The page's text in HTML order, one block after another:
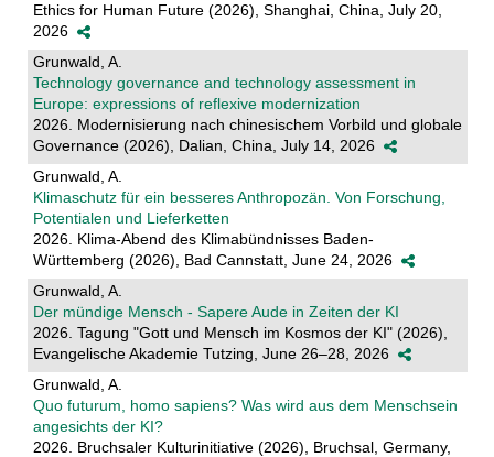
Ethics for Human Future (2026), Shanghai, China, July 20,
2026
Grunwald, A.
Technology governance and technology assessment in
Europe: expressions of reflexive modernization
2026. Modernisierung nach chinesischem Vorbild und globale
Governance (2026), Dalian, China, July 14, 2026
Grunwald, A.
Klimaschutz für ein besseres Anthropozän. Von Forschung,
Potentialen und Lieferketten
2026. Klima-Abend des Klimabündnisses Baden-
Württemberg (2026), Bad Cannstatt, June 24, 2026
Grunwald, A.
Der mündige Mensch - Sapere Aude in Zeiten der KI
2026. Tagung "Gott und Mensch im Kosmos der KI" (2026),
Evangelische Akademie Tutzing, June 26–28, 2026
Grunwald, A.
Quo futurum, homo sapiens? Was wird aus dem Menschsein
angesichts der KI?
2026. Bruchsaler Kulturinitiative (2026), Bruchsal, Germany,